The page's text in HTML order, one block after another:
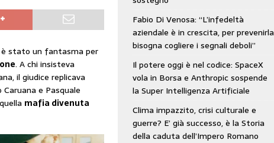
è stato un fantasma per
. A chi insisteva
il giudice replicava
e Pasquale
mafia divenuta
Fabio Di Venosa: “L’infedeltà
aziendale è in crescita, per prevenirla
bisogna cogliere i segnali deboli”
Il potere oggi è nel codice: SpaceX
vola in Borsa e Anthropic sospende
la Super Intelligenza Artificiale
Clima impazzito, crisi culturale e
guerre? E’ già successo, è la Storia
della caduta dell’Impero Romano